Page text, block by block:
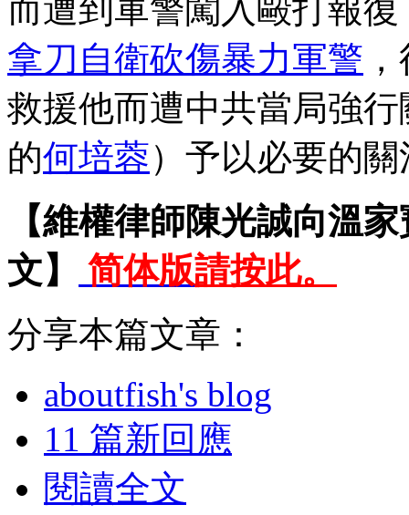
而遭到軍警闖入毆打報
拿刀自衛砍傷暴力軍警
救援他而遭中共當局強
的何培蓉）予以必要的關
【維權律師陳光誠向溫
文】
简体版請按此。
分享本篇文章：
aboutfish's blog
11 篇新回應
閱讀全文